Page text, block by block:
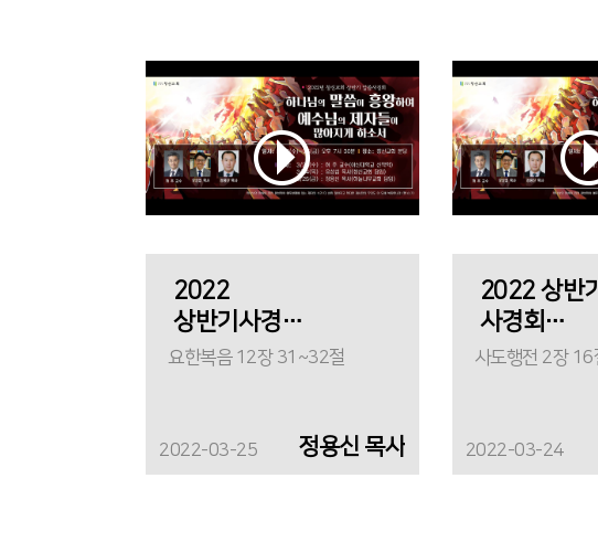
2022
상반기사경회
(셋째날)_
요한복음 12장 31~32절
2022-03-25 정용신 목사
2022 상반기
사경회
(둘째날)_
2022-03-24